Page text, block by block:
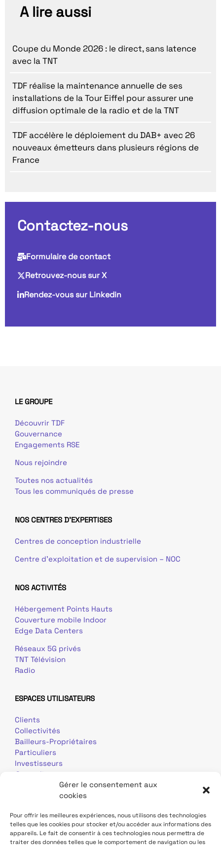
Gérer le consentement aux
cookies
Pour offrir les meilleures expériences, nous utilisons des technologies
telles que les cookies pour stocker et/ou accéder aux informations des
appareils. Le fait de consentir à ces technologies nous permettra de
traiter des données telles que le comportement de navigation ou les
A lire aussi
Coupe du Monde 2026 : le direct, sans latence
avec la TNT
TDF réalise la maintenance annuelle de ses
installations de la Tour Eiffel pour assurer une
diffusion optimale de la radio et de la TNT
TDF accélère le déploiement du DAB+ avec 26
nouveaux émetteurs dans plusieurs régions de
France
Contactez-nous
Formulaire de contact
Retrouvez-nous sur X
Rendez-vous sur Linkedin
LE GROUPE
Découvrir TDF
Gouvernance
Engagements RSE
Nous rejoindre
Toutes nos actualités
Tous les communiqués de presse
NOS CENTRES D'EXPERTISES
Centres de conception industrielle
Centre d’exploitation et de supervision – NOC
NOS ACTIVITÉS
Hébergement Points Hauts
Couverture mobile Indoor
Edge Data Centers
Réseaux 5G privés
TNT Télévision
Radio
ESPACES UTILISATEURS
Clients
Collectivités
Bailleurs-Propriétaires
Particuliers
Investisseurs
Journalistes
Mentions légales Données personnelles